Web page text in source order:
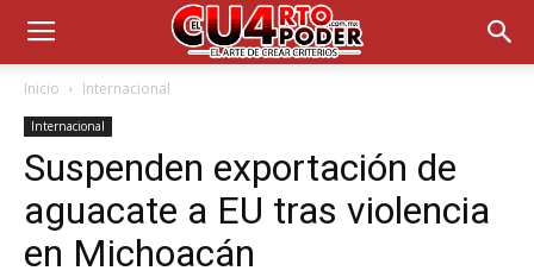
Inicio Internacional
Internacional
Suspenden exportación de
aguacate a EU tras violencia
en Michoacán